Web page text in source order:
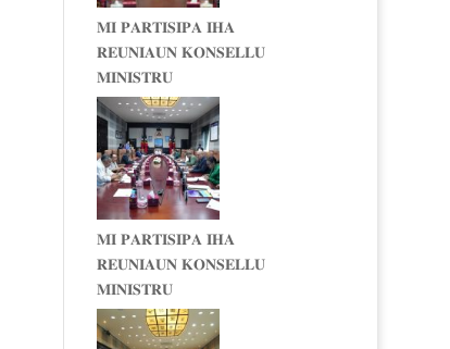
𝐌𝐈 𝐏𝐀𝐑𝐓𝐈𝐒𝐈𝐏𝐀 𝐈𝐇𝐀
𝐑𝐄𝐔𝐍𝐈𝐀𝐔𝐍 𝐊𝐎𝐍𝐒𝐄𝐋𝐋𝐔
𝐌𝐈𝐍𝐈𝐒𝐓𝐑𝐔
𝐌𝐈 𝐏𝐀𝐑𝐓𝐈𝐒𝐈𝐏𝐀 𝐈𝐇𝐀
𝐑𝐄𝐔𝐍𝐈𝐀𝐔𝐍 𝐊𝐎𝐍𝐒𝐄𝐋𝐋𝐔
𝐌𝐈𝐍𝐈𝐒𝐓𝐑𝐔